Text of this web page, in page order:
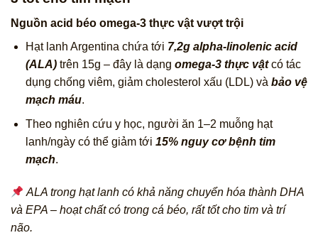
Nguồn acid béo omega-3 thực vật vượt trội
Hạt lanh Argentina chứa tới 7,2g alpha-linolenic acid
(ALA)trên 15g – đây là dạng omega-3 thực vậtcó tác
dụng chống viêm, giảm cholesterol xấu (LDL) và bảo vệ
mạch máu.
Theo nghiên cứu y học, người ăn 1–2 muỗng hạt
lanh/ngày có thể giảm tới 15% nguy cơ bệnh tim
mạch.
ALA trong hạt lanh có khả năng chuyển hóa thành DHA
và EPA – hoạt chất có trong cá béo, rất tốt cho tim và trí
não.